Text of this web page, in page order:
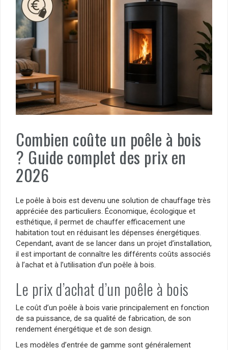
Combien coûte un poêle à bois
? Guide complet des prix en
2026
Le poêle à bois est devenu une solution de chauffage très
appréciée des particuliers. Économique, écologique et
esthétique, il permet de chauffer efficacement une
habitation tout en réduisant les dépenses énergétiques.
Cependant, avant de se lancer dans un projet d’installation,
il est important de connaître les différents coûts associés
à l’achat et à l’utilisation d’un poêle à bois.
Le prix d’achat d’un poêle à bois
Le coût d’un poêle à bois varie principalement en fonction
de sa puissance, de sa qualité de fabrication, de son
rendement énergétique et de son design.
Les modèles d’entrée de gamme sont généralement